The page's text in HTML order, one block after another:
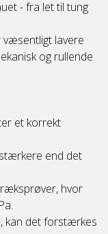
- fra let til tung
lavere
og rullende
et korrekt
end det
hvor
kan det forstærkes